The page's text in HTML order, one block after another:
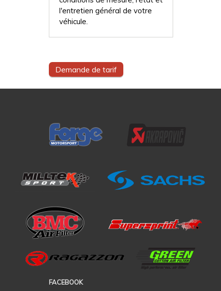
l'entretien général de votre
véhicule.
Demande de tarif
FACEBOOK